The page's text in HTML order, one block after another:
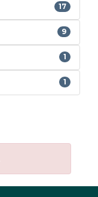
17
9
1
1